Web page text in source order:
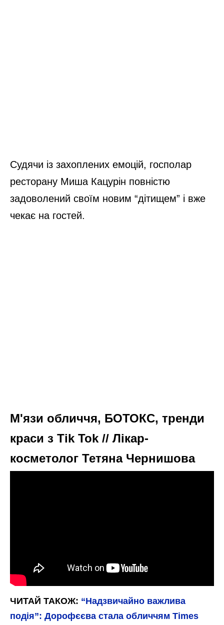
Судячи із захоплених емоцій, госполар
ресторану Миша Кацурін повністю
задоволений своїм новим “дітищем” і вже
чекає на гостей.
М'язи обличчя, БОТОКС, тренди
краси з Tik Tok // Лікар-
косметолог Тетяна Чернишова
ЧИТАЙ ТАКОЖ: “Надзвичайно важлива
подія”: Дорофєєва стала обличчям Times